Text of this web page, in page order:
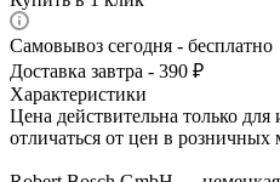
Самовывоз сегодня - бесплатно
Доставка завтра - 390 ₽
Характеристики
Цена действительна только
отличаться от цен в розничных